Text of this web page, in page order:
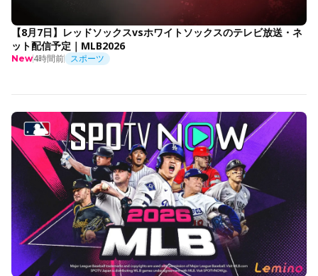
【8月7日】レッドソックスvsホワイトソックスのテレビ放送・ネ
ット配信予定｜MLB2026
New4時間前 スポーツ